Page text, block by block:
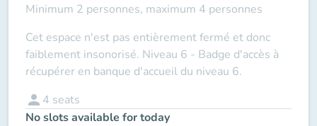
Minimum 2 personnes, maximum 4 personnes
Cet espace n'est pas entièrement fermé et donc
faiblement insonorisé. Niveau 6 - Badge d'accès à
récupérer en banque d'accueil du niveau 6.
person 4 seats
No slots available for today